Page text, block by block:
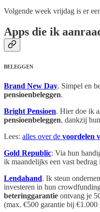
Volgende week vrijdag is er
Apps die ik
BELEGGEN
Brand New Day. Simpel en
pensioenbeleggen.
Bright Pensioen. Hier doe ik
pensioenbeleggen, dankzij
Lees: alles over de voordelen
Gold Republic: Via hun
ik maandelijks een vast bedrag
Lendahand. Ik steun
investeren in hun
beteringgarantie ontvang je
(max. €500 garantie bij €1.000